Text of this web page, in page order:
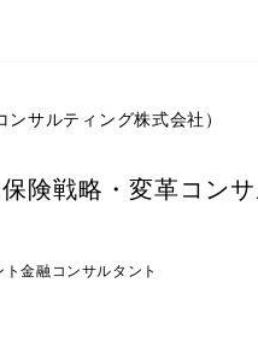
サルティング株式会社）
険戦略・変革コン
ト金融コンサルタント